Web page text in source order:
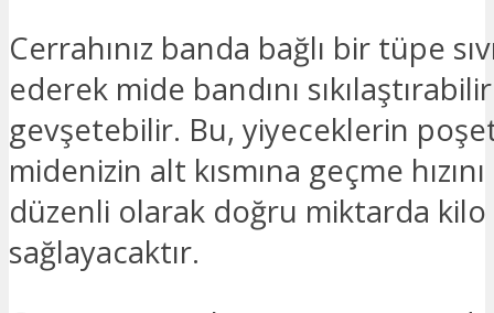
Cerrahınız banda bağlı bir tüpe
ederek mide bandını
gevşetebilir. Bu, yiyeceklerin
midenizin alt kısmına geçme
düzenli olarak doğru miktarda
sağlayacaktır.